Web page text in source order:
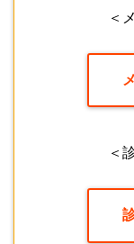
＜
＜